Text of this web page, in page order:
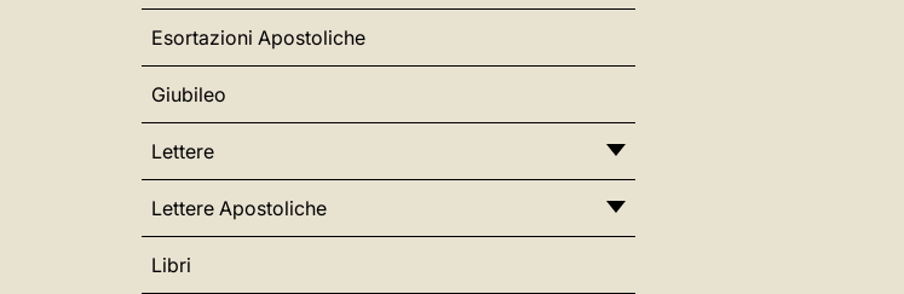
Esortazioni Apostoliche
Giubileo
Lettere
Lettere Apostoliche
Libri